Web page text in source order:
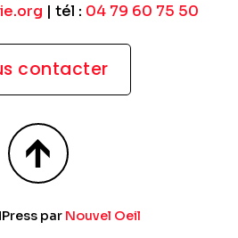
| tél : 04 79 60 75 50
contacter
par Nouvel Oeil